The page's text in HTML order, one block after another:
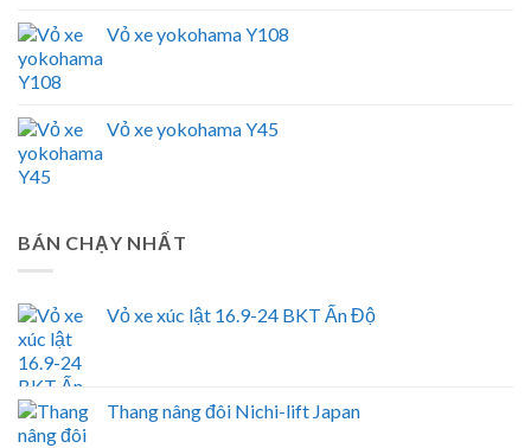
Vỏ xe yokohama Y108
Vỏ xe yokohama Y45
BÁN CHẠY NHẤT
Vỏ xe xúc lật 16.9-24 BKT Ấn Độ
Thang nâng đôi Nichi-lift Japan